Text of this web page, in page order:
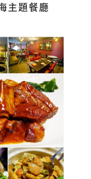
主題餐廳